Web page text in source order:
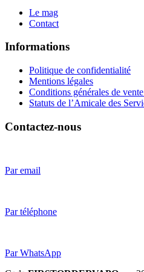
Le mag
Contact
Informations
Politique de confidentialité
Mentions légales
Conditions générales de
Statuts de l’Amicale des
Contactez-nous
Par email
Par téléphone
Par WhatsApp